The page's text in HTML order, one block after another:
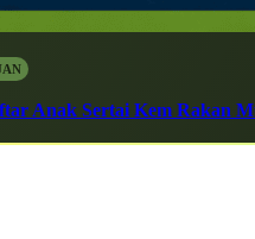
Anak Sertai Kem Rakan